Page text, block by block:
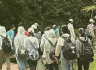
国際・英語教育
理数教育
探究-Kanagawa プロ
ェクト